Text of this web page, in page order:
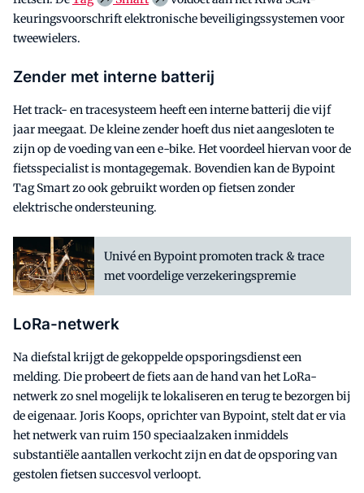
keuringsvoorschrift elektronische beveiligingssystemen voor
tweewielers.
Zender met interne batterij
Het track- en tracesysteem heeft een interne batterij die vijf
jaar meegaat. De kleine zender hoeft dus niet aangesloten te
zijn op de voeding van een e-bike. Het voordeel hiervan voor de
fietsspecialist is montagegemak. Bovendien kan de Bypoint
Tag Smart zo ook gebruikt worden op fietsen zonder
elektrische ondersteuning.
Univé en Bypoint promoten track & trace
met voordelige verzekeringspremie
LoRa-netwerk
Na diefstal krijgt de gekoppelde opsporingsdienst een
melding. Die probeert de fiets aan de hand van het LoRa-
netwerk zo snel mogelijk te lokaliseren en terug te bezorgen bij
de eigenaar. Joris Koops, oprichter van Bypoint, stelt dat er via
het netwerk van ruim 150 speciaalzaken inmiddels
substantiële aantallen verkocht zijn en dat de opsporing van
gestolen fietsen succesvol verloopt.